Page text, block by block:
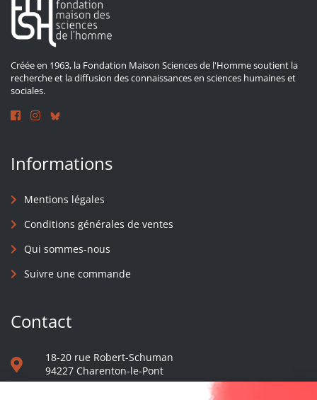
Créée en 1963, la Fondation Maison Sciences de l'Homme soutient la
recherche et la diffusion des connaissances en sciences humaines et
sociales.
Informations
Mentions légales
Conditions générales de ventes
Qui sommes-nous
Suivre une commande
Contact
18-20 rue Robert-Schuman
94227 Charenton-le-Pont